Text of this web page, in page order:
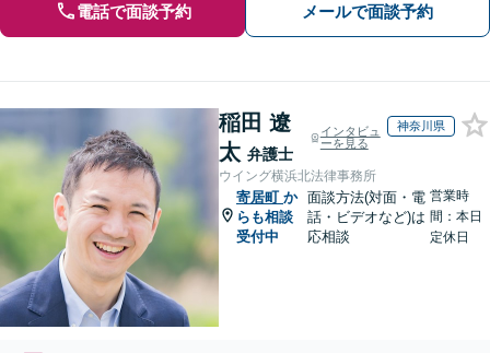
電話で面談予約 メールで面談予約
稲田 遼
太 弁護士
インタビュ
ーを見る
神奈川県
ウイング横浜北法律事務所
寄居町 か
らも相談
受付中
面談方法(対面・電
話・ビデオなど)は
応相談
営業時
間：本日
定休日